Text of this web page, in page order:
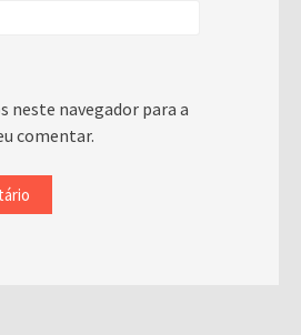
neste navegador para a
comentar.